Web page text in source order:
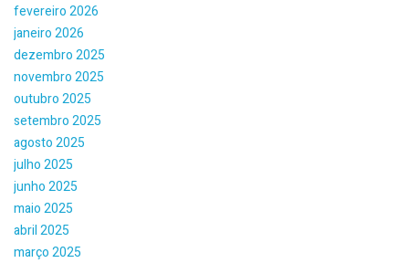
fevereiro 2026
janeiro 2026
dezembro 2025
novembro 2025
outubro 2025
setembro 2025
agosto 2025
julho 2025
junho 2025
maio 2025
abril 2025
março 2025